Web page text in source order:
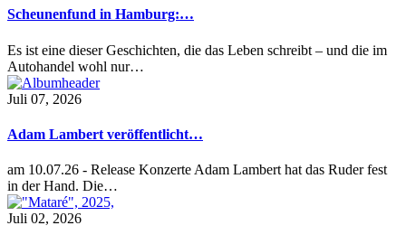
Scheunenfund in Hamburg:…
Es ist eine dieser Geschichten, die das Leben schreibt – und die im
Autohandel wohl nur…
Juli 07, 2026
Adam Lambert veröffentlicht…
am 10.07.26 - Release Konzerte Adam Lambert hat das Ruder fest
in der Hand. Die…
Juli 02, 2026